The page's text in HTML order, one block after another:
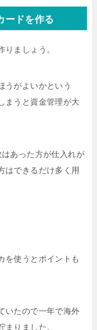
ードを作る
りましょう。
うがよいかという
まうと資金管理が大
あった方が仕入れが
はできるだけ多く用
を使うとポイントも
いたので一年で海外
まりました。